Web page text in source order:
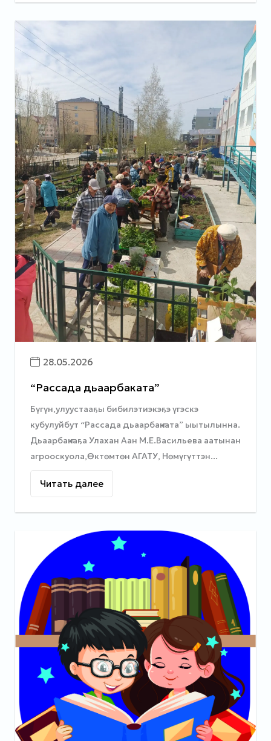
28.05.2026
“Рассада дьаарбаҥката”
Бүгүн,улуустааҕы бибилэтиэкэҕэ үгэскэ
кубулуйбут “Рассада дьаарбаҥката” ыытылынна.
Дьаарбаҥкаҕа Улахан Аан М.Е.Васильева аатынан
агрооскуола,Өктөмтөн АГАТУ, Нөмүгүттэн...
Читать далее